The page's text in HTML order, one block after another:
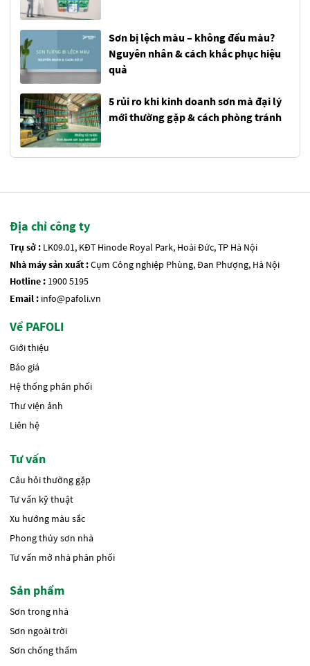
Sơn bị lệch màu – không đều màu?
Nguyên nhân & cách khắc phục hiệu
quả
5 rủi ro khi kinh doanh sơn mà đại lý
mới thường gặp & cách phòng tránh
Địa chỉ công ty
Trụ sở : LK09.01, KĐT Hinode Royal Park, Hoài Đức, TP Hà Nội
Nhà máy sản xuất :Cụm Công nghiệp Phùng, Đan Phượng, Hà Nội
Hotline : 1900 5195
Email : info@pafoli.vn
Về PAFOLI
Giới thiệu
Báo giá
Hệ thống phân phối
Thư viện ảnh
Liên hệ
Tư vấn
Câu hỏi thường gặp
Tư vấn kỹ thuật
Xu hướng màu sắc
Phong thủy sơn nhà
Tư vấn mở nhà phân phối
Sản phẩm
Sơn trong nhà
Sơn ngoài trời
Sơn chống thấm